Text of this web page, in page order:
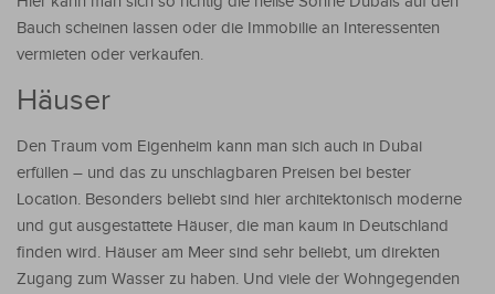
Bauch scheinen lassen oder die Immobilie an Interessenten
vermieten oder verkaufen.
Häuser
Den Traum vom Eigenheim kann man sich auch in Dubai
erfüllen – und das zu unschlagbaren Preisen bei bester
Location. Besonders beliebt sind hier architektonisch moderne
und gut ausgestattete Häuser, die man kaum in Deutschland
finden wird. Häuser am Meer sind sehr beliebt, um direkten
Zugang zum Wasser zu haben. Und viele der Wohngegenden